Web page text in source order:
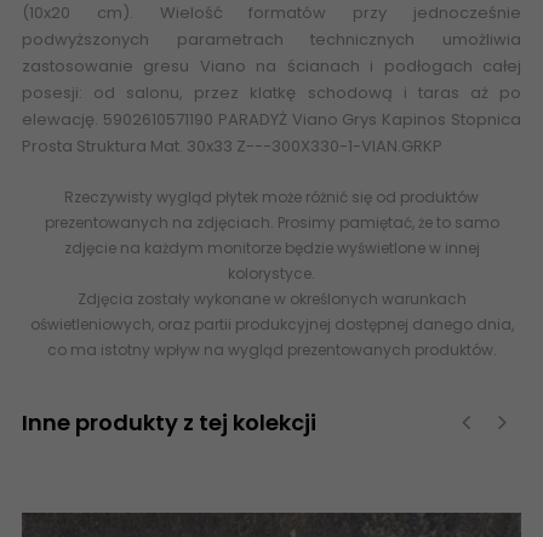
(10x20 cm). Wielość formatów przy jednocześnie
podwyższonych parametrach technicznych umożliwia
zastosowanie gresu Viano na ścianach i podłogach całej
posesji: od salonu, przez klatkę schodową i taras aż po
elewację. 5902610571190 PARADYŻ Viano Grys Kapinos Stopnica
Prosta Struktura Mat. 30x33 Z---300X330-1-VIAN.GRKP
Rzeczywisty wygląd płytek może różnić się od produktów
prezentowanych na zdjęciach. Prosimy pamiętać, że to samo
zdjęcie na każdym monitorze będzie wyświetlone w innej
kolorystyce.
Zdjęcia zostały wykonane w określonych warunkach
oświetleniowych, oraz partii produkcyjnej dostępnej danego dnia,
co ma istotny wpływ na wygląd prezentowanych produktów.
Inne produkty z tej kolekcji